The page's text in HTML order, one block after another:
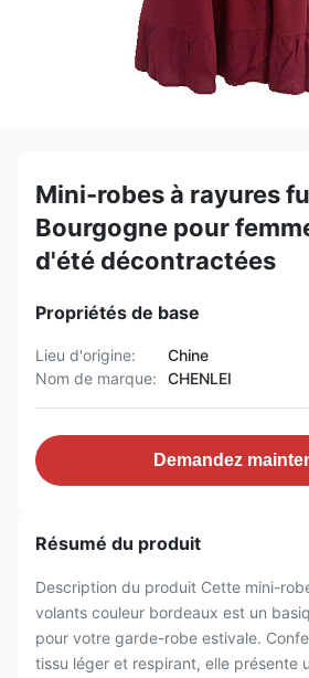
Mini-robes à rayures
Bourgogne pour
d'été décontractées
Propriétés de base
Lieu d'origine:
Chine
Nom de marque:
CHENLEI
Demandez
Résumé du produit
Description du produit Cette mini-
volants couleur bordeaux est un
pour votre garde-robe estivale.
tissu léger et respirant, elle présente